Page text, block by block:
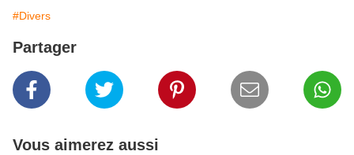
#Divers
Partager
Vous aimerez aussi